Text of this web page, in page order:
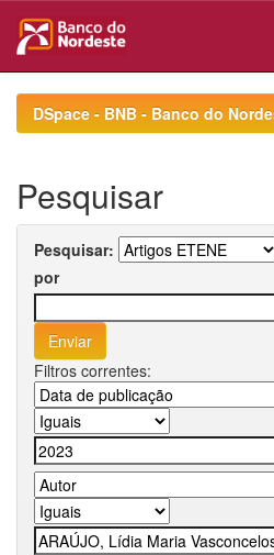
navigationDSpace - BNB - Banco do
Pesquisar
Pesquisar:
por
Filtros correntes: